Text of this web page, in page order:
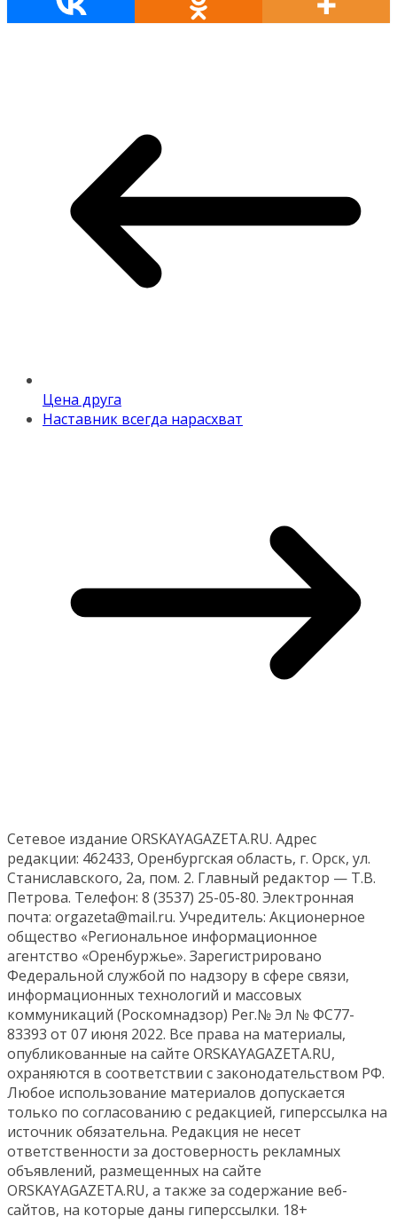
Цена друга
Наставник всегда нарасхват
Сетевое издание ORSKAYAGAZETA.RU. Адрес
редакции: 462433, Оренбургская область, г. Орск, ул.
Станиславского, 2а, пом. 2. Главный редактор — Т.В.
Петрова. Телефон: 8 (3537) 25-05-80. Электронная
почта: orgazeta@mail.ru. Учредитель: Акционерное
общество «Региональное информационное
агентство «Оренбуржье». Зарегистрировано
Федеральной службой по надзору в сфере связи,
информационных технологий и массовых
коммуникаций (Роскомнадзор) Рег.№ Эл № ФС77-
83393 от 07 июня 2022. Все права на материалы,
опубликованные на сайте ORSKAYAGAZETA.RU,
охраняются в соответствии с законодательством РФ.
Любое использование материалов допускается
только по согласованию с редакцией, гиперссылка на
источник обязательна. Редакция не несет
ответственности за достоверность рекламных
объявлений, размещенных на сайте
ORSKAYAGAZETA.RU, а также за содержание веб-
сайтов, на которые даны гиперссылки. 18+